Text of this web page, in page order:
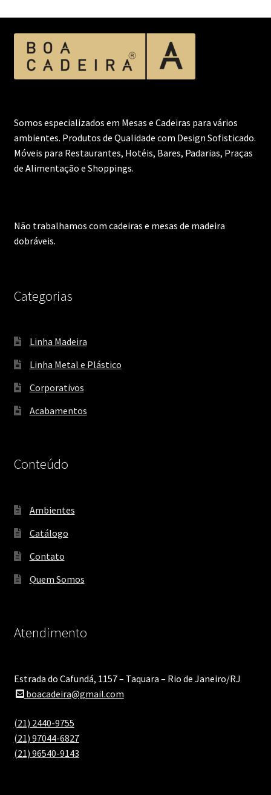
Somos especializados em Mesas e Cadeiras para vários
ambientes. Produtos de Qualidade com Design Sofisticado.
Móveis para Restaurantes, Hotéis, Bares, Padarias, Praças
de Alimentação e Shoppings.
Não trabalhamos com cadeiras e mesas de madeira
dobráveis.
Categorias
Linha Madeira
Linha Metal e Plástico
Corporativos
Acabamentos
Conteúdo
Ambientes
Catálogo
Contato
Quem Somos
Atendimento
Estrada do Cafundá, 1157 – Taquara – Rio de Janeiro/RJ
boacadeira@gmail.com
(21) 2440-9755
(21) 97044-6827
(21) 96540-9143